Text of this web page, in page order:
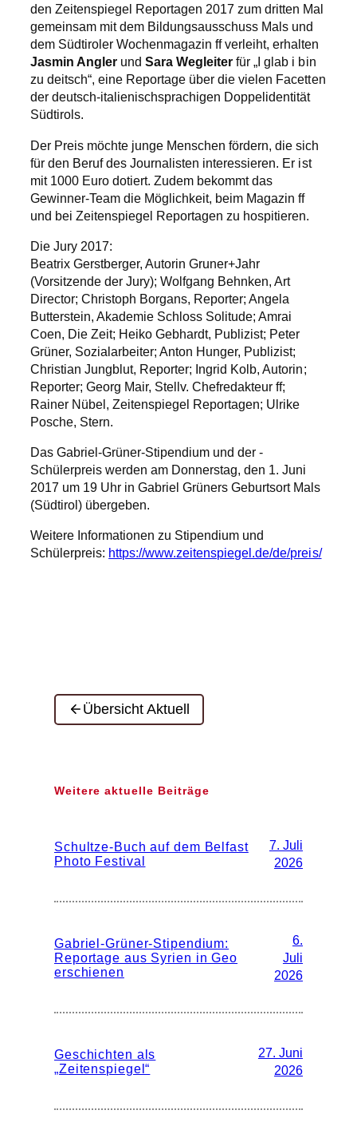
den Zeitenspiegel Reportagen 2017 zum dritten Mal
gemeinsam mit dem Bildungsausschuss Mals und
dem Südtiroler Wochenmagazin ff verleiht, erhalten
Jasmin Angler undSara Wegleiter für „I glab i bin
zu deitsch“, eine Reportage über die vielen Facetten
der deutsch-italienischsprachigen Doppelidentität
Südtirols.
Der Preis möchte junge Menschen fördern, die sich
für den Beruf des Journalisten interessieren. Er ist
mit 1000 Euro dotiert. Zudem bekommt das
Gewinner-Team die Möglichkeit, beim Magazin ff
und bei Zeitenspiegel Reportagen zu hospitieren.
Die Jury 2017:
Beatrix Gerstberger, Autorin Gruner+Jahr
(Vorsitzende der Jury); Wolfgang Behnken, Art
Director; Christoph Borgans, Reporter; Angela
Butterstein, Akademie Schloss Solitude; Amrai
Coen, Die Zeit; Heiko Gebhardt, Publizist; Peter
Grüner, Sozialarbeiter; Anton Hunger, Publizist;
Christian Jungblut, Reporter; Ingrid Kolb, Autorin;
Reporter; Georg Mair, Stellv. Chefredakteur ff;
Rainer Nübel, Zeitenspiegel Reportagen; Ulrike
Posche, Stern.
Das Gabriel-Grüner-Stipendium und der -
Schülerpreis werden am Donnerstag, den 1. Juni
2017 um 19 Uhr in Gabriel Grüners Geburtsort Mals
(Südtirol) übergeben.
Weitere Informationen zu Stipendium und
Schülerpreis: https://www.zeitenspiegel.de/de/preis/
Übersicht Aktuell
Weitere aktuelle Beiträge
Schultze-Buch auf dem Belfast
Photo Festival
7. Juli
2026
Gabriel-Grüner-Stipendium:
Reportage aus Syrien in Geo
erschienen
6.
Juli
2026
Geschichten als
„Zeitenspiegel“
27. Juni
2026